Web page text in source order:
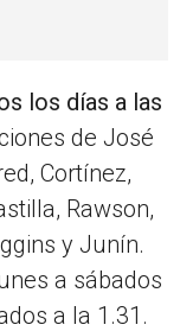
los días a las
de José
Cortínez,
Rawson,
y Junín.
a sábados
a la 1.31.